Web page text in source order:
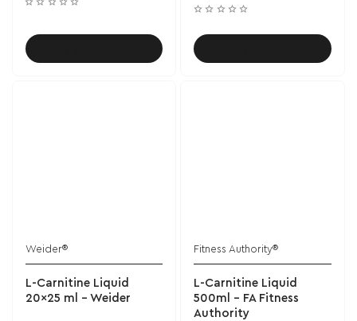
Weider®
L-Carnitine Liquid
20x25 ml - Weider
Fitness Authority®
L-Carnitine Liquid
500ml - FA Fitness
Authority